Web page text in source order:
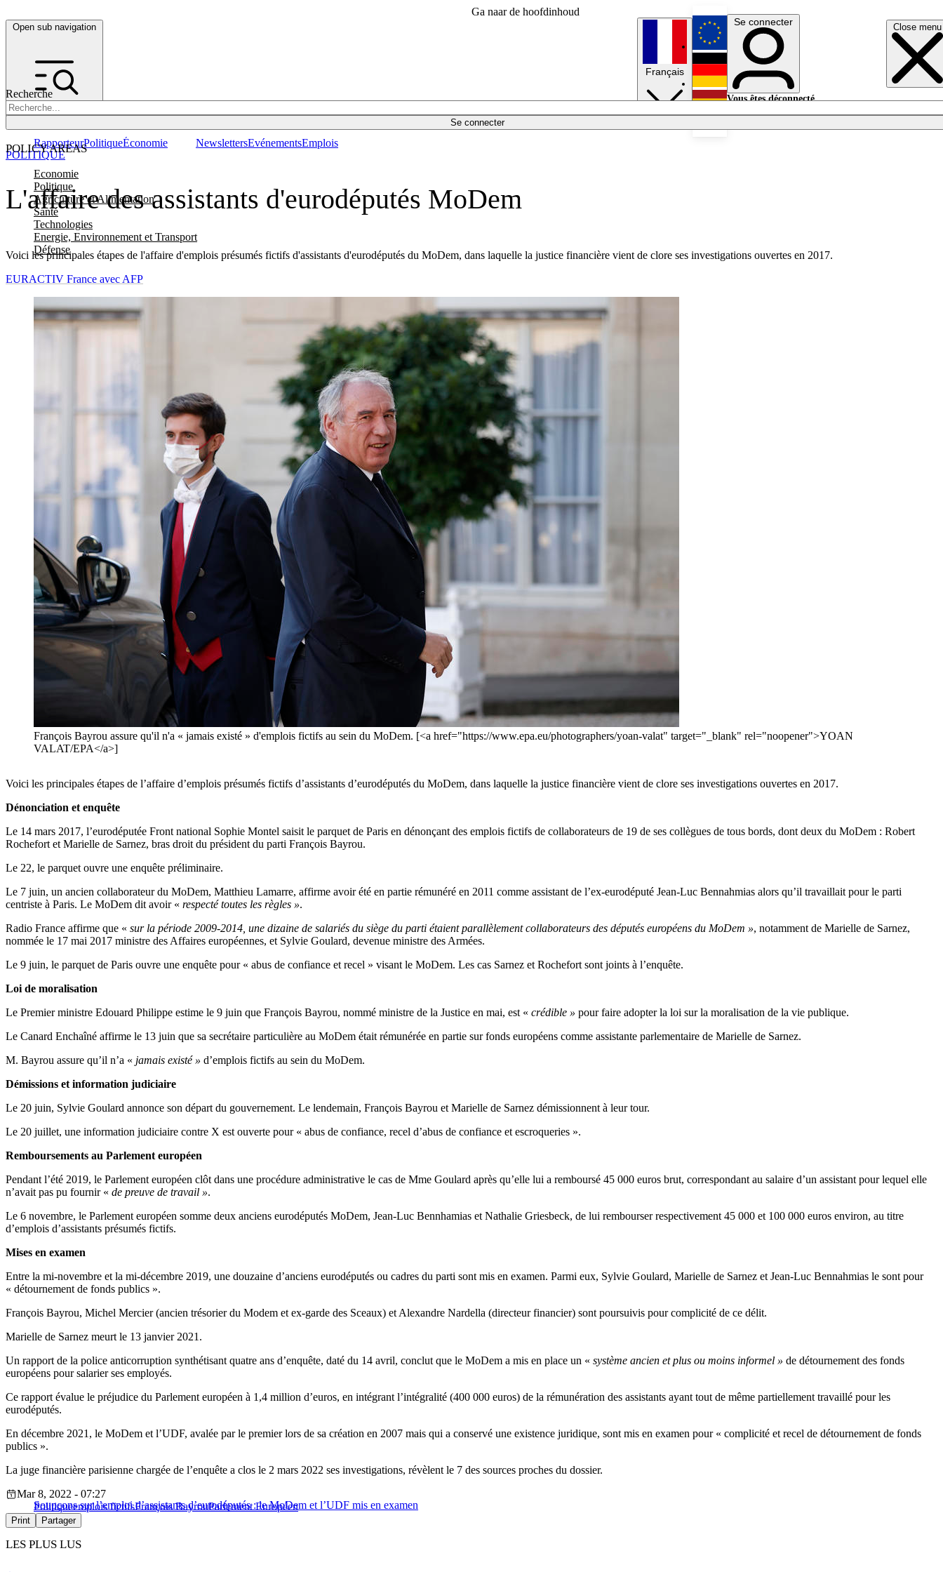
Ga naar de hoofdinhoud
Open sub navigation Close menu
Recherche
Se connecter
POLICY AREAS
Economie
Politique
Agriculture et Alimentation
Santé
Technologies
Energie, Environnement et Transport
Défense
RapporteurPolitiqueÉconomie NewslettersEvénementsEmplois
Français
English
Deutsch
Se connecter
Vous êtes déconnecté.
L'affaire des assistants d'eurodéputés MoDem
Voici les principales étapes de l'affaire d'emplois présumés fictifs d'assistants d'eurodéputés du MoDem, dans laquelle la justice financière vient de clore ses investigations ouvertes en 2017.
POLITIQUE
EURACTIV France avec AFP
François Bayrou assure qu'il n'a « jamais existé » d'emplois fictifs au sein du MoDem. [<a href="https://www.epa.eu/photographers/yoan-valat" target="_blank" rel="noopener">YOAN
VALAT/EPA</a>]
Voici les principales étapes de l’affaire d’emplois présumés fictifs d’assistants d’eurodéputés du MoDem, dans laquelle la justice financière vient de clore ses investigations ouvertes en 2017.
Dénonciation et enquête
Le 14 mars 2017, l’eurodéputée Front national Sophie Montel saisit le parquet de Paris en dénonçant des emplois fictifs de collaborateurs de 19 de ses collègues de tous bords, dont deux du MoDem : Robert
Rochefort et Marielle de Sarnez, bras droit du président du parti François Bayrou.
Le 22, le parquet ouvre une enquête préliminaire.
Le 7 juin, un ancien collaborateur du MoDem, Matthieu Lamarre, affirme avoir été en partie rémunéré en 2011 comme assistant de l’ex-eurodéputé Jean-Luc Bennahmias alors qu’il travaillait pour le parti
centriste à Paris. Le MoDem dit avoir « respecté toutes les règles ».
Radio France affirme que « sur la période 2009-2014, une dizaine de salariés du siège du parti étaient parallèlement collaborateurs des députés européens du MoDem », notamment de Marielle de Sarnez,
nommée le 17 mai 2017 ministre des Affaires européennes, et Sylvie Goulard, devenue ministre des Armées.
Le 9 juin, le parquet de Paris ouvre une enquête pour « abus de confiance et recel » visant le MoDem. Les cas Sarnez et Rochefort sont joints à l’enquête.
Loi de moralisation
Le Premier ministre Edouard Philippe estime le 9 juin que François Bayrou, nommé ministre de la Justice en mai, est « crédible » pour faire adopter la loi sur la moralisation de la vie publique.
Le Canard Enchaîné affirme le 13 juin que sa secrétaire particulière au MoDem était rémunérée en partie sur fonds européens comme assistante parlementaire de Marielle de Sarnez.
M. Bayrou assure qu’il n’a « jamais existé » d’emplois fictifs au sein du MoDem.
Démissions et information judiciaire
Le 20 juin, Sylvie Goulard annonce son départ du gouvernement. Le lendemain, François Bayrou et Marielle de Sarnez démissionnent à leur tour.
Le 20 juillet, une information judiciaire contre X est ouverte pour « abus de confiance, recel d’abus de confiance et escroqueries ».
Remboursements au Parlement européen
Pendant l’été 2019, le Parlement européen clôt dans une procédure administrative le cas de Mme Goulard après qu’elle lui a remboursé 45 000 euros brut, correspondant au salaire d’un assistant pour lequel elle
n’avait pas pu fournir « de preuve de travail ».
Le 6 novembre, le Parlement européen somme deux anciens eurodéputés MoDem, Jean-Luc Bennhamias et Nathalie Griesbeck, de lui rembourser respectivement 45 000 et 100 000 euros environ, au titre
d’emplois d’assistants présumés fictifs.
Mises en examen
Entre la mi-novembre et la mi-décembre 2019, une douzaine d’anciens eurodéputés ou cadres du parti sont mis en examen. Parmi eux, Sylvie Goulard, Marielle de Sarnez et Jean-Luc Bennahmias le sont pour
« détournement de fonds publics ».
François Bayrou, Michel Mercier (ancien trésorier du Modem et ex-garde des Sceaux) et Alexandre Nardella (directeur financier) sont poursuivis pour complicité de ce délit.
Marielle de Sarnez meurt le 13 janvier 2021.
Un rapport de la police anticorruption synthétisant quatre ans d’enquête, daté du 14 avril, conclut que le MoDem a mis en place un « système ancien et plus ou moins informel » de détournement des fonds
européens pour salarier ses employés.
Ce rapport évalue le préjudice du Parlement européen à 1,4 million d’euros, en intégrant l’intégralité (400 000 euros) de la rémunération des assistants ayant tout de même partiellement travaillé pour les
eurodéputés.
En décembre 2021, le MoDem et l’UDF, avalée par le premier lors de sa création en 2007 mais qui a conservé une existence juridique, sont mis en examen pour « complicité et recel de détournement de fonds
publics ».
La juge financière parisienne chargée de l’enquête a clos le 2 mars 2022 ses investigations, révèlent le 7 des sources proches du dossier.
Soupçons sur l’emploi d’assistants d’eurodéputés : le MoDem et l’UDF mis en examen
Mar 8, 2022 - 07:27
Politiqueemplois fictifsFrançois BayrouParlement Européen
Print Partager
LES PLUS LUS